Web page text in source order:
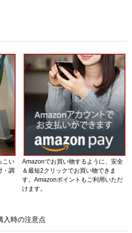
こい
・調
Amazonでお買い物するように、安全
＆最短2クリックでお買い物できま
す。Amazonポイントもご利用いただ
けます。
入時の注意点